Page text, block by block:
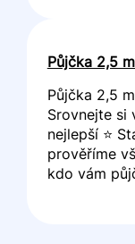
Půjčka 2,5
Půjčka 2,5
Srovnejte si
nejlepší ⭐
prověříme
kdo vám